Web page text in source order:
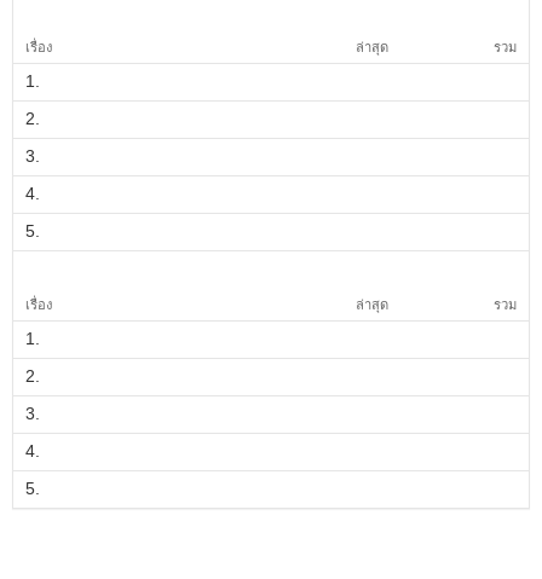
เรื่อง ล่าสุด รวม
1.
2.
3.
4.
5.
เรื่อง ล่าสุด รวม
1.
2.
3.
4.
5.